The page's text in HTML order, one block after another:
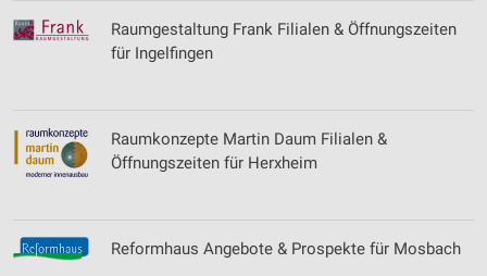
Raumgestaltung Frank Filialen & Öffnungszeiten
für Ingelfingen
Raumkonzepte Martin Daum Filialen &
Öffnungszeiten für Herxheim
Reformhaus Angebote & Prospekte für Mosbach